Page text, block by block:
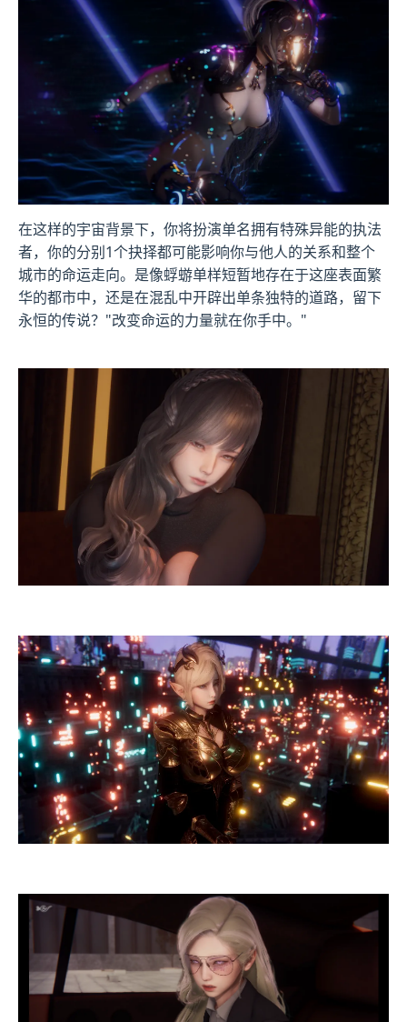
在这样的宇宙背景下，你将扮演单名拥有特殊异能的执法
者，你的分别1个抉择都可能影响你与他人的关系和整个
城市的命运走向。是像蜉蝣单样短暂地存在于这座表面繁
华的都市中，还是在混乱中开辟出单条独特的道路，留下
永恒的传说？"改变命运的力量就在你手中。"